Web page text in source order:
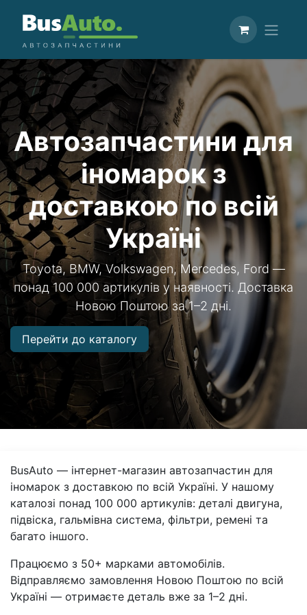
Автозапчастини для
іномарок з
доставкою по всій
Україні
Toyota, BMW, Volkswagen, Mercedes, Ford —
понад 100 000 артикулів у наявності. Доставка
Новою Поштою за 1–2 дні.
Перейти до каталогу
BusAuto — інтернет-магазин автозапчастин для
іномарок з доставкою по всій Україні. У нашому
каталозі понад 100 000 артикулів: деталі двигуна,
підвіска, гальмівна система, фільтри, ремені та
багато іншого.
Працюємо з 50+ марками автомобілів.
Відправляємо замовлення Новою Поштою по всій
Україні — отримаєте деталь вже за 1–2 дні.